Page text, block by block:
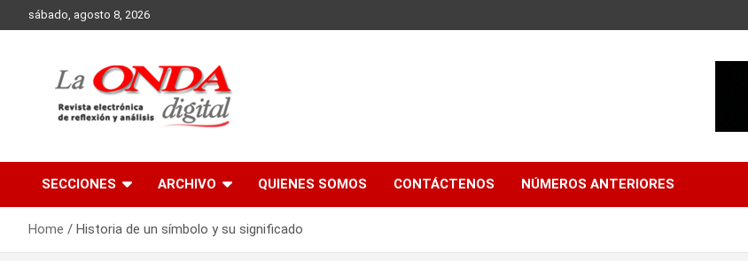
to
sábado, agosto 8, 2026
SECCIONES ARCHIVO QUIENES SOMOS CONTÁCTENOS NÚMEROS ANTERIORES
Home Historia de un símbolo y su significado